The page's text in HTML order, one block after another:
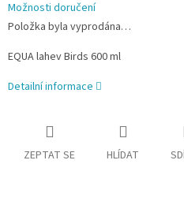
Možnosti doručení
Položka byla vyprodána…
EQUA lahev Birds 600 ml
Detailní informace
ZEPTAT SE HLÍDAT